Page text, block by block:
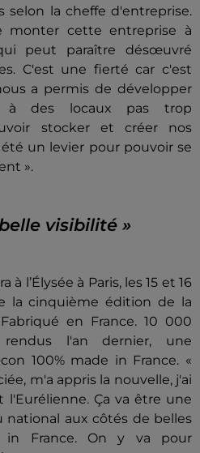
selon la cheffe d'entreprise.
monter cette entreprise à
peut paraître désœuvré
C'est une fierté car c'est
a permis de développer
à des locaux pas trop
stocker et créer nos
un levier pour pouvoir se
».
visibilité »
l’Élysée à Paris, les 15 et 16
la cinquième édition de la
en France. 10 000
l'an dernier, une
100% made in France. «
m'a appris la nouvelle, j'ai
l'Eurélienne. Ça va être une
national aux côtés de belles
in France. On y va pour